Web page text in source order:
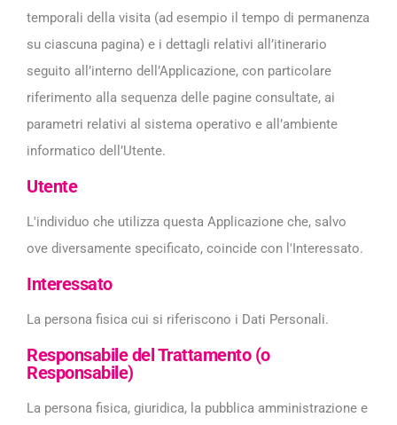
temporali della visita (ad esempio il tempo di permanenza
su ciascuna pagina) e i dettagli relativi all’itinerario
seguito all’interno dell’Applicazione, con particolare
riferimento alla sequenza delle pagine consultate, ai
parametri relativi al sistema operativo e all’ambiente
informatico dell’Utente.
Utente
L'individuo che utilizza questa Applicazione che, salvo
ove diversamente specificato, coincide con l'Interessato.
Interessato
La persona fisica cui si riferiscono i Dati Personali.
Responsabile del Trattamento (o
Responsabile)
La persona fisica, giuridica, la pubblica amministrazione e